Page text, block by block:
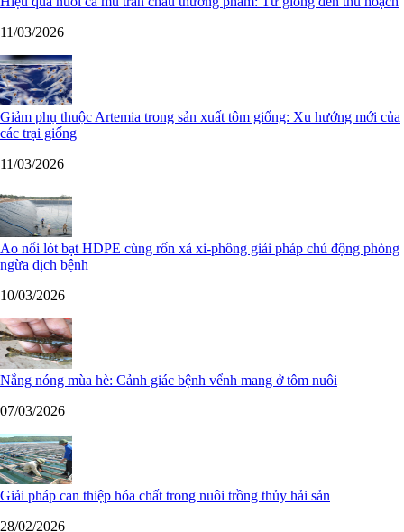
11/03/2026
Giảm phụ thuộc Artemia trong sản xuất tôm giống: Xu hướng mới của
các trại giống
11/03/2026
Ao nổi lót bạt HDPE cùng rốn xả xi-phông giải pháp chủ động phòng
ngừa dịch bệnh
10/03/2026
Nắng nóng mùa hè: Cảnh giác bệnh vểnh mang ở tôm nuôi
07/03/2026
Giải pháp can thiệp hóa chất trong nuôi trồng thủy hải sản
28/02/2026